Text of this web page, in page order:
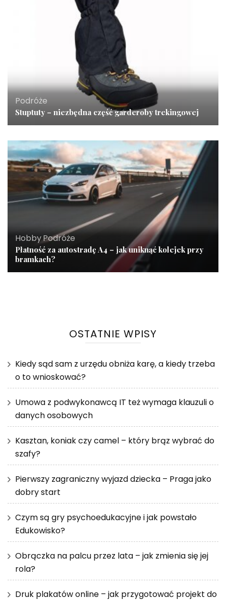
Podróże
Stuptuty – niezbędna część garderoby trekingowej
Hobby,Podróże
Płatność za autostradę A4 – jak uniknąć kolejek przy
bramkach?
OSTATNIE WPISY
Kiedy sąd sam z urzędu obniża karę, a kiedy trzeba
o to wnioskować?
Umowa z podwykonawcą IT też wymaga klauzuli o
danych osobowych
Kasztan, koniak czy camel – który brąz wybrać do
szafy?
Pierwszy zagraniczny wyjazd dziecka – Praga jako
dobry start
Czym są gry psychoedukacyjne i jak powstało
Edukowisko?
Obrączka na palcu przez lata – jak zmienia się jej
rola?
Druk plakatów online – jak przygotować projekt do